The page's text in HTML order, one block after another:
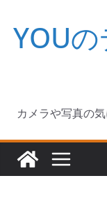
キ
YOU
カメラや写真の